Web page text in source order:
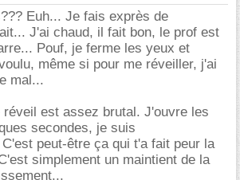
Euh... Je fais exprès de
J'ai chaud, il fait bon, le prof est
Pouf, je ferme les yeux et
même si pour me réveiller, j'ai
mal...
réveil est assez brutal. J'ouvre les
secondes, je suis
peut-être ça qui t'a fait peur la
simplement un maintient de la